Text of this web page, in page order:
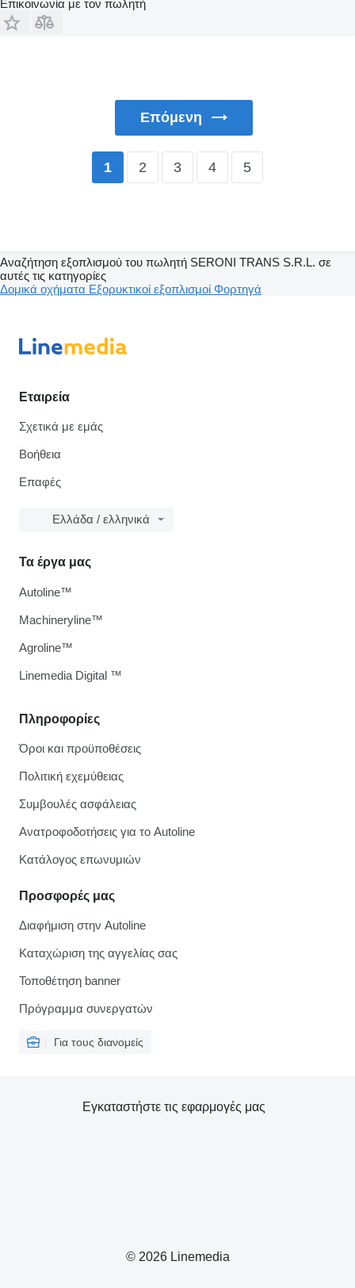
Επικοινωνία με τον πωλητή
Επόμενη
1 2 3 4 5
Αναζήτηση εξοπλισμού του πωλητή SERONI TRANS S.R.L. σε
αυτές τις κατηγορίες
Δομικά οχήματα Εξορυκτικοί εξοπλισμοί Φορτηγά
Εταιρεία
Σχετικά με εμάς
Βοήθεια
Επαφές
Ελλάδα / ελληνικά
Πληροφορίες
Όροι και προϋποθέσεις
Πολιτική εχεμύθειας
Συμβουλές ασφάλειας
Ανατροφοδοτήσεις για το Autoline
Κατάλογος επωνυμιών
Προσφορές μας
Διαφήμιση στην Autoline
Καταχώριση της αγγελίας σας
Τοποθέτηση banner
Πρόγραμμα συνεργατών
Για τους διανομείς
Τα έργα μας
Autoline™
Machineryline™
Agroline™
Linemedia Digital ™
© 2026 Linemedia
Εγκαταστήστε τις εφαρμογές μας